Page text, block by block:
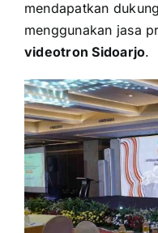
mendapatkan
menggunakan jasa
videotron Sidoarjo.